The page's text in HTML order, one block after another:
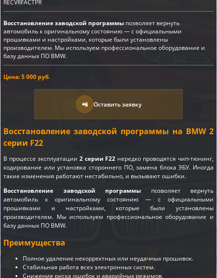
RECVRFACTPR
Восстановление заводской программы позволяет вернуть
автомобиль к оригинальному состоянию — с официальными
прошивками и настройками, которые были установлены
производителем. Мы используем профессиональное оборудование и
базу данных ПО BMW.
Цена: 5 000 руб.
📲 Оставить заявку
Восстановление заводской программы на BMW 2
серии F22
В процессе эксплуатации 2 серии F22 нередко проводятся чип-тюнинг,
кодирование или установка стороннего ПО, замена блока ЭБУ. Иногда
такие изменения работают нестабильно, и вызывают ошибки.
Восстановление заводской программы позволяет вернуть
автомобиль к оригинальному состоянию — с официальными
прошивками и настройками, которые были установлены
производителем. Мы используем профессиональное оборудование и
базу данных ПО BMW.
Преимущества
Полное удаление некорректных или неудачных прошивок.
Стабильная работа всех электронных систем.
Снижение риска ошибок и аварийных режимов.